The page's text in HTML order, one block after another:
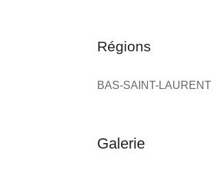
Régions
BAS-SAINT-LAURENT